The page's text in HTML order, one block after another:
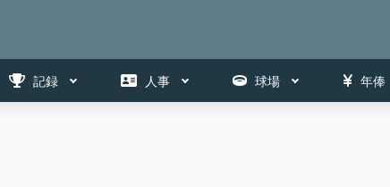
記録 人事 球場 年俸